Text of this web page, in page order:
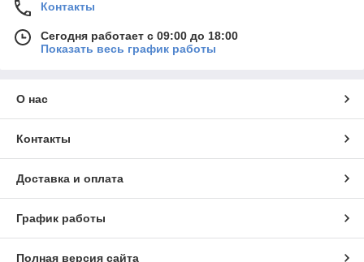
Контакты
Сегодня работает с 09:00 до 18:00
Показать весь график работы
О нас
Контакты
Доставка и оплата
График работы
Полная версия сайта